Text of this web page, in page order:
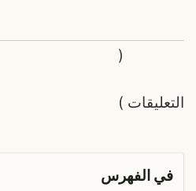
التعليقات
(
)
في الفهرس